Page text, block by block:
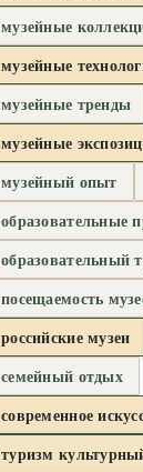
музейные
музейные
музейные тренды
музейные
музейный опыт
образовательные
образовательный
посещаемость
российские музеи
семейный отдых
современное
туризм